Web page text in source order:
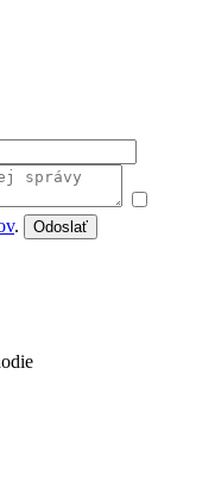
. Odoslať